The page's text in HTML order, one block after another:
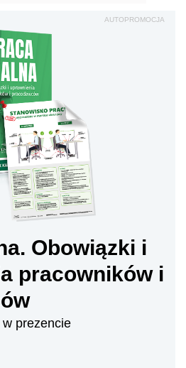
AUTOPROMOCJA
Obowiązki i
pracowników i
prezencie